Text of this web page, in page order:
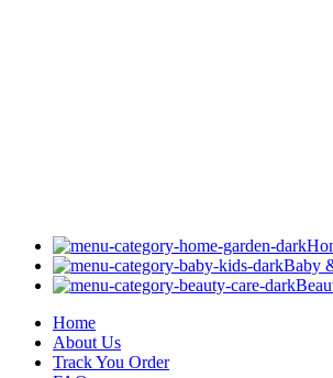
Baby
Home
About Us
Track You Order